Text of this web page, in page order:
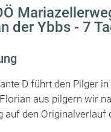
der Ybbs - 7
D führt den Pilger
aus pilgern wir
auf den